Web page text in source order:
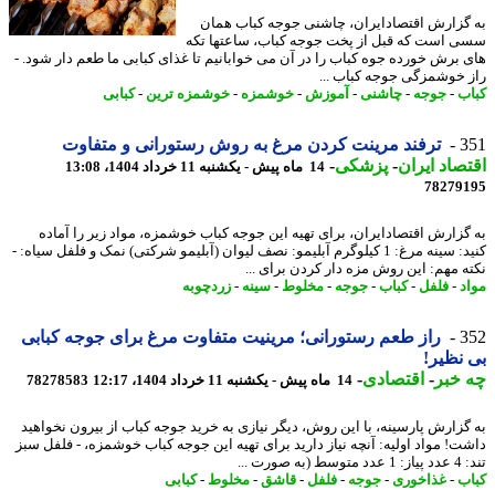
اقتصادایران، چاشنی جوجه کباب همان
است که قبل از پخت جوجه کباب، ساعتها تکه
برش خورده جوه کباب را در آن می خوابانیم تا غذای کبابی ما طعم دار شود. -
خوشمزگی جوجه کباب ...
-جوجه-چاشنی-آموزش-خوشمزه-خوشمزه ترین- کبابی
ترفند مرینت کردن مرغ به روش رستورانی و متفاوت
ایران- پزشکی-14 ماه پیش - یکشنبه 11 خرداد 1404، 13:08
اقتصادایران، برای تهیه این جوجه کباب خوشمزه، مواد زیر را آماده
کنید: سینه مرغ: 1 کیلوگرم آبلیمو: نصف لیوان (آبلیمو شرکتی) نمک و فلفل سیاه: -
مهم: این روش مزه دار کردن برای ...
-فلفل-کباب-جوجه-مخلوط-سینه-زردچوبه
راز طعم رستورانی؛ مرینیت متفاوت مرغ برای جوجه کبابی
نظیر!
خبر -اقتصادی-14 ماه پیش - یکشنبه 11 خرداد 1404، 12:17 78278583
پارسینه، با این روش، دیگر نیازی به خرید جوجه کباب از بیرون نخواهید
مواد اولیه: آنچه نیاز دارید برای تهیه این جوجه کباب خوشمزه، - فلفل سبز
-غذاخوری- جوجه-فلفل-قاشق-مخلوط-کبابی